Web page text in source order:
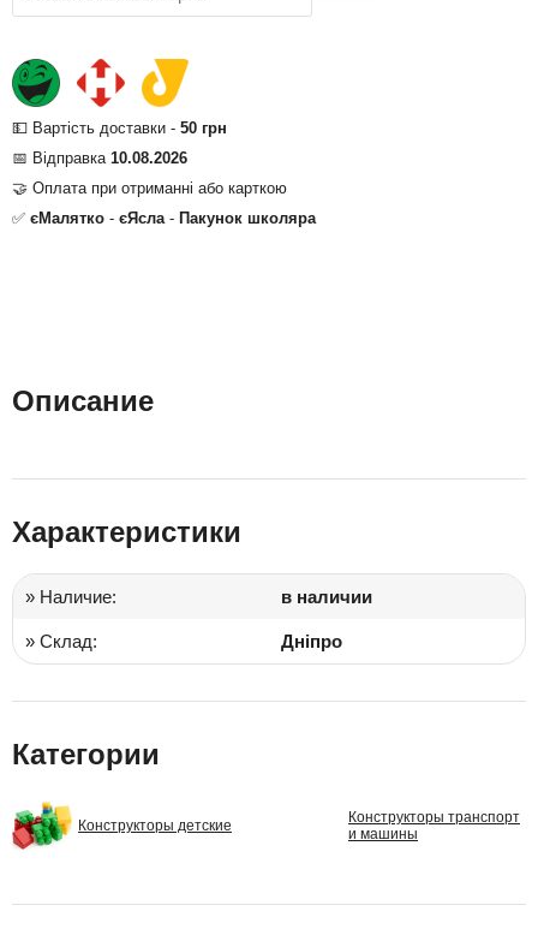
💵 Вартість доставки - 50 грн
📅 Відправка 10.08.2026
🤝 Оплата при отриманні або карткою
✅ єМалятко - єЯсла- Пакунок школяра
Описание
Характеристики
» Наличие: в наличии
» Склад: Дніпро
Категории
Конструкторы детские
Конструкторы транспорт
и машины